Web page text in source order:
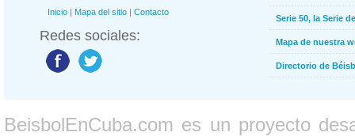
Inicio | Mapa del sitio | Contacto
Redes sociales:
Serie 50, la Serie
Mapa de nuestra
Directorio de
BeisbolEnCuba.com es un proyecto